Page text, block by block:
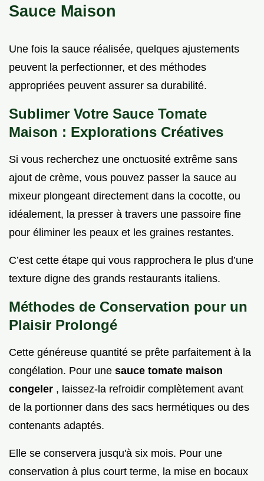
Sauce Maison
Une fois la sauce réalisée, quelques ajustements
peuvent la perfectionner, et des méthodes
appropriées peuvent assurer sa durabilité.
Sublimer Votre Sauce Tomate
Maison : Explorations Créatives
Si vous recherchez une onctuosité extrême sans
ajout de crème, vous pouvez passer la sauce au
mixeur plongeant directement dans la cocotte, ou
idéalement, la presser à travers une passoire fine
pour éliminer les peaux et les graines restantes.
C’est cette étape qui vous rapprochera le plus d’une
texture digne des grands restaurants italiens.
Méthodes de Conservation pour un
Plaisir Prolongé
Cette généreuse quantité se prête parfaitement à la
congélation. Pour une sauce tomate maison
congeler , laissez-la refroidir complètement avant
de la portionner dans des sacs hermétiques ou des
contenants adaptés.
Elle se conservera jusqu'à six mois. Pour une
conservation à plus court terme, la mise en bocaux